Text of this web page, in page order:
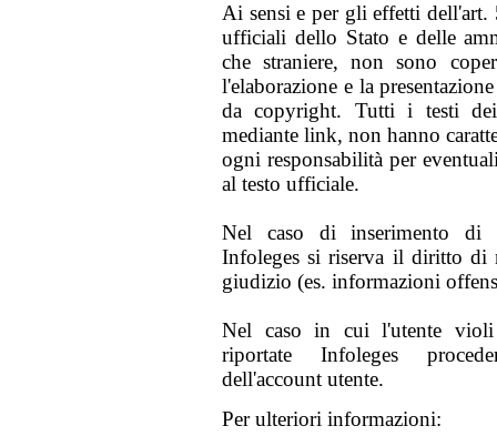
Ai sensi e per gli effetti
ufficiali dello Stato e delle
che straniere, non sono
l'elaborazione e la
da copyright. Tutti i testi dei
mediante link, non hanno
ogni responsabilità per
al testo ufficiale.
Nel caso di inserimento di
Infoleges si riserva il diritto di
giudizio (es. informazioni
Nel caso in cui l'utente
riportate Infoleges
dell'account utente.
Per ulteriori informazioni: